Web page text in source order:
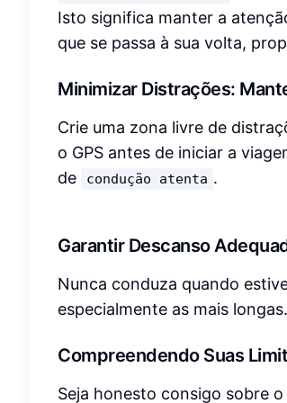
Isto significa manter a
que se passa à sua volta,
Minimizar Distrações:
Crie uma zona livre de
o GPS antes de iniciar a
de
condução atenta .
Garantir Descanso
Nunca conduza quando
especialmente as mais
Compreendendo Suas
Seja honesto consigo sobre